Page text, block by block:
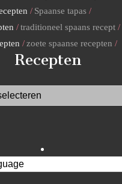
Spaanse tapas
traditioneel spaans recept
zoete spaanse recepten
Recepten